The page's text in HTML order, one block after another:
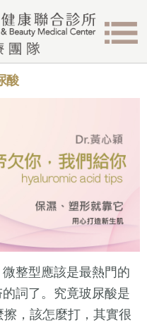
酸
整型應該是最熱門的
詞了。究竟玻尿酸是
，該怎麼打，其實很